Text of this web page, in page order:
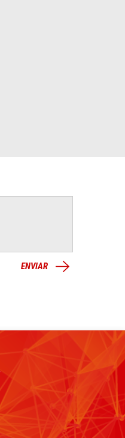
ENVIAR